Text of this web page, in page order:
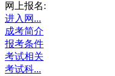
网上报名:
进入网...
成考简介
报考条件
考试相关
考试科...